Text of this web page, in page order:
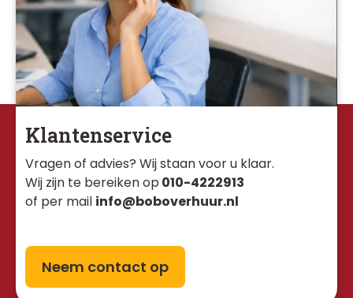
Klantenservice
Vragen of advies? Wij staan voor u klaar.
Wij zijn te bereiken op 010-4222913
of per mail info@boboverhuur.nl
Neem contact op